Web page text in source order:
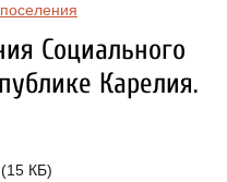
Социального
Карелия.
(15 КБ)